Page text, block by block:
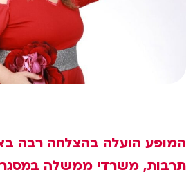
המופע הועלה בהצלחה רבה
תרבות, משרדי ממשלה במסגרת